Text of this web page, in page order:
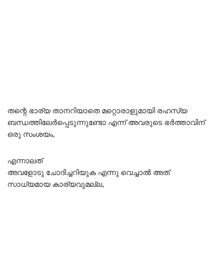
തന്റെ ഭാര്യ താനറിയാതെ മറ്റൊരാളുമായി രഹസ്യ
ബന്ധത്തിലേർപ്പെടുന്നുണ്ടോ എന്ന് അവരുടെ ഭർത്താവിന്
ഒരു സംശയം,
എന്നാലത്
അവളോടു ചോദിച്ചറിയുക എന്നു വെച്ചാൽ അത്
സാധ്യമായ കാര്യവുമല്ല,